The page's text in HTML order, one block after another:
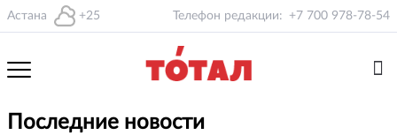
Астана +25 Телефон редакции: +7 700 978-78-54
Последние новости